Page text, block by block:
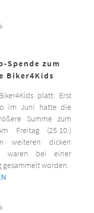
Spende zum
Biker4Kids
platt: Erst
im Juni hatte die
Summe zum
Freitag (25.10.)
weiteren dicken
waren bei einer
worden.